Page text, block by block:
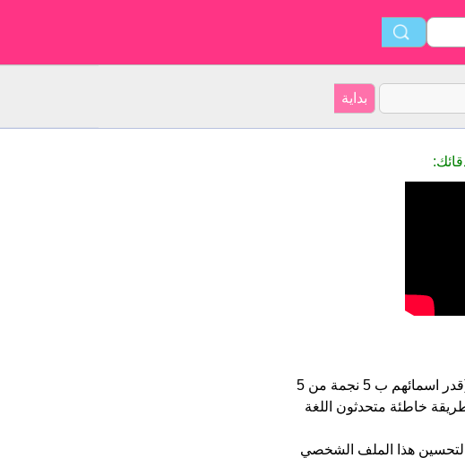
Zulfah هو اسم فتاة. على موقعنا 4 الأشخاص بأسم Zulfah (قدر اسمائهم ب 5 نجمة من 5
خاطئة متحدثون اللغة
لتحسين هذا الملف الشخصي